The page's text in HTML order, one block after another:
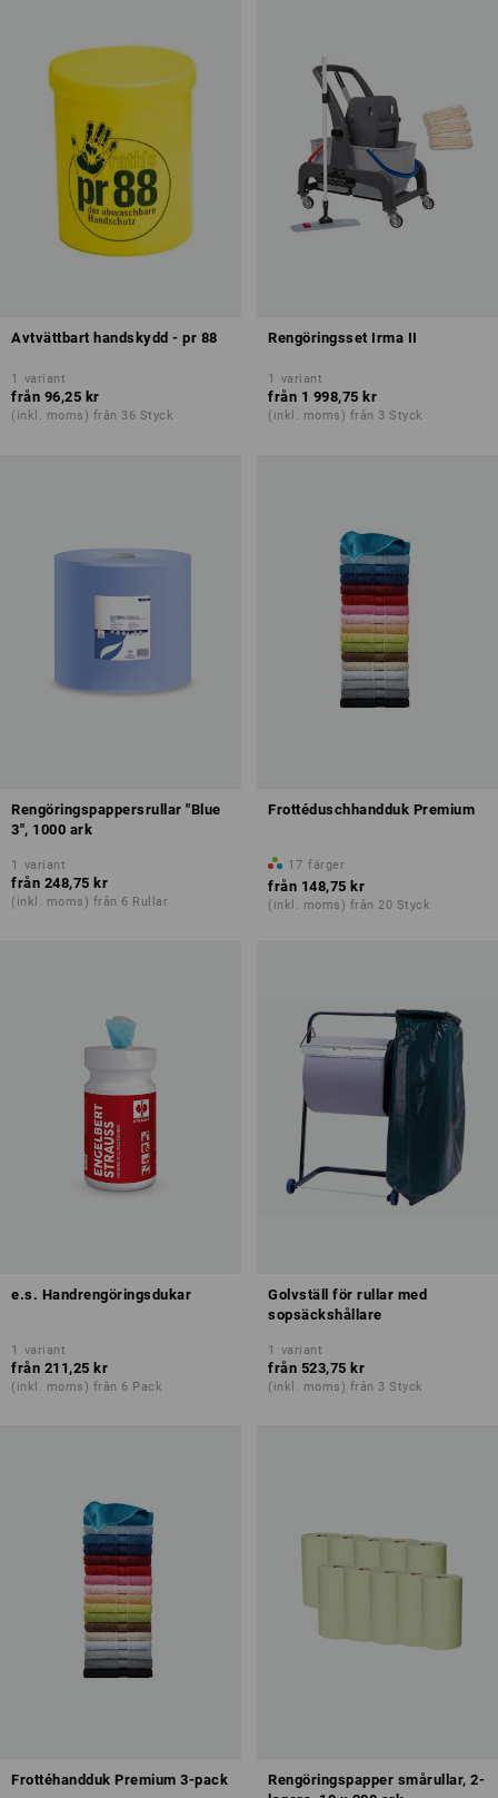
Avtvättbart handskydd - pr 88
1 variant
från 96,25 kr
(inkl. moms) från 36 Styck
Rengöringsset Irma II
1 variant
från 1 998,75 kr
(inkl. moms) från 3 Styck
Rengöringspappersrullar "Blue
3", 1000 ark
1 variant
från 248,75 kr
(inkl. moms) från 6 Rullar
Frottéduschhandduk Premium
17 färger
från 148,75 kr
(inkl. moms) från 20 Styck
e.s. Handrengöringsdukar
1 variant
från 211,25 kr
(inkl. moms) från 6 Pack
Golvställ för rullar med
sopsäckshållare
1 variant
från 523,75 kr
(inkl. moms) från 3 Styck
Frottéhandduk Premium 3-pack
Rengöringspapper smårullar, 2-